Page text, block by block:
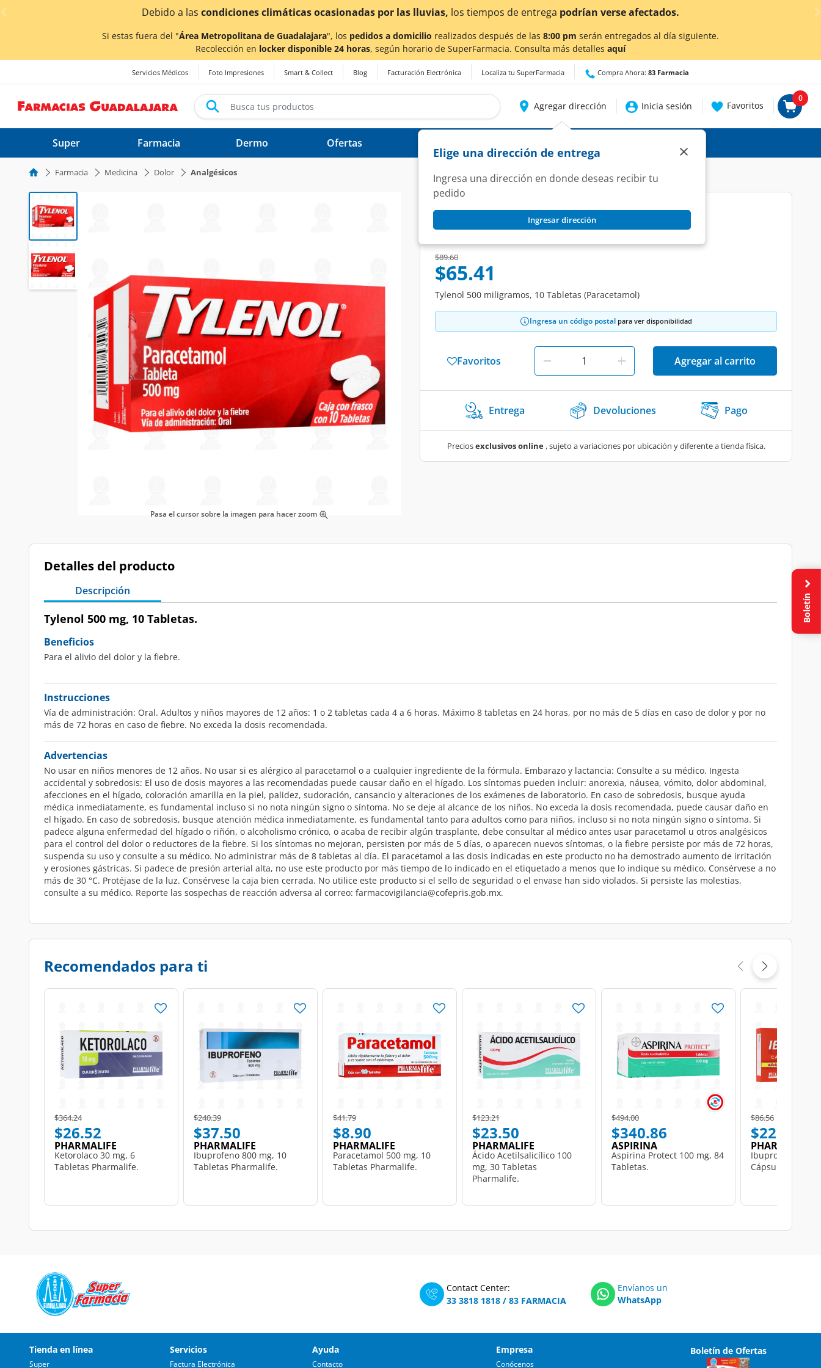
< div class="carousel-inner">
los tiempos de entregapodrían verse afectados. ¡Ahora también en
Si estas fuera del "Área Metropolitana de Guadalajara", los pedidos a domicilio realizados después de las 8:00 pm serán entregados al día siguiente.
Recolección en locker disponible 24 horas, según horario de SuperFarmacia. Consulta más detalles aquí
Servicios Médicos Foto Impresiones Smart & Collect Blog Facturación Electrónica Localiza tu SuperFarmacia Compra Ahora: 83 Farmacia
Agregar dirección
Elige una dirección de entrega
Ingresa una dirección en donde deseas recibir tu
pedido
Ingresar dirección
×
Inicia sesión Favoritos
0
Super Farmacia Dermo Ofertas
Farmacia Medicina Dolor Analgésicos
Pasa el cursor sobre la imagen para hacer zoom
TYLENOL
Tylenol 500 mg, 10 Tabletas.
Price reduced from
$89.60to
$65.41
Tylenol 500 miligramos, 10 Tabletas (Paracetamol)
Ingresa un código postal para ver disponibilidad
Favoritos Agregar al carrito
Entrega Devoluciones Pago
Preciosexclusivos online, sujeto a variaciones por ubicación y diferente a tienda física.
Detalles del producto
Descripción
Tylenol 500 mg, 10 Tabletas.
Beneficios
Para el alivio del dolor y la fiebre.
Instrucciones
Vía de administración: Oral. Adultos y niños mayores de 12 años: 1 o 2 tabletas cada 4 a 6 horas. Máximo 8 tabletas en 24 horas, por no más de 5 días en caso de dolor y por no
más de 72 horas en caso de fiebre. No exceda la dosis recomendada.
Advertencias
No usar en niños menores de 12 años. No usar si es alérgico al paracetamol o a cualquier ingrediente de la fórmula. Embarazo y lactancia: Consulte a su médico. Ingesta
accidental y sobredosis: El uso de dosis mayores a las recomendadas puede causar daño en el hígado. Los síntomas pueden incluir: anorexia, náusea, vómito, dolor abdominal,
afecciones en el hígado, coloración amarilla en la piel, palidez, sudoración, cansancio y alteraciones de los exámenes de laboratorio. En caso de sobredosis, busque ayuda
médica inmediatamente, es fundamental incluso si no nota ningún signo o síntoma. No se deje al alcance de los niños. No exceda la dosis recomendada, puede causar daño en
el hígado. En caso de sobredosis, busque atención médica inmediatamente, es fundamental tanto para adultos como para niños, incluso si no nota ningún signo o síntoma. Si
padece alguna enfermedad del hígado o riñón, o alcoholismo crónico, o acaba de recibir algún trasplante, debe consultar al médico antes usar paracetamol u otros analgésicos
para el control del dolor o reductores de la fiebre. Si los síntomas no mejoran, persisten por más de 5 días, o aparecen nuevos síntomas, o la fiebre persiste por más de 72 horas,
suspenda su uso y consulte a su médico. No administrar más de 8 tabletas al día. El paracetamol a las dosis indicadas en este producto no ha demostrado aumento de irritación
y erosiones gástricas. Si padece de presión arterial alta, no use este producto por más tiempo de lo indicado en el etiquetado a menos que lo indique su médico. Consérvese a no
más de 30 °C. Protéjase de la luz. Consérvese la caja bien cerrada. No utilice este producto si el sello de seguridad o el envase han sido violados. Si persiste las molestias,
consulte a su médico. Reporte las sospechas de reacción adversa al correo: farmacovigilancia@cofepris.gob.mx.
Recomendados para ti
Price reduced from
$364.24to
$26.52
PHARMALIFE
Ketorolaco 30 mg, 6
Tabletas Pharmalife.
Price reduced from
$240.39to
$37.50
PHARMALIFE
Ibuprofeno 800 mg, 10
Tabletas Pharmalife.
Price reduced from
$41.79to
$8.90
PHARMALIFE
Paracetamol 500 mg, 10
Tabletas Pharmalife.
Price reduced from
$123.21to
$23.50
PHARMALIFE
Ácido Acetilsalicílico 100
mg, 30 Tabletas
Pharmalife.
Price reduced from
$494.00to
$340.86
ASPIRINA
Aspirina Protect 100 mg, 84
Tabletas.
Price reduced from
$86.56to
$22.50
PHARMALIFE
Ibuprofeno 400
Cápsulas
Contact Center:
33 3818 1818 / 83 FARMACIA
Envíanos un
WhatsApp
Tienda en línea
Super
Servicios
Factura Electrónica
Ayuda
Contacto
Empresa
Conócenos
Boletín de Ofertas
Boletín